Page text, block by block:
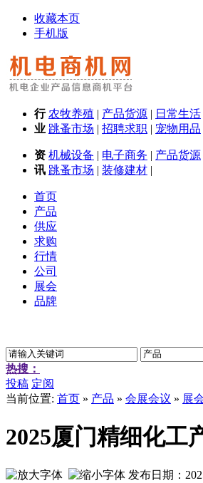
收藏本页
手机版
行 农牧养殖 | 产品货源 | 日常生活
业 跳蚤市场 | 招聘求职 | 宠物用品
资 机械设备 | 电子商务 | 产品货源
讯 跳蚤市场 | 装修建材 |
首页
产品
供应
求购
行情
公司
展会
品牌
热搜：
投稿 定阅
当前位置: 首页 » 产品 » 会展会议 » 展
2025厦门精细化工
发布日期：